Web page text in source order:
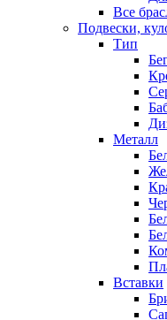
Все
Подвески,
Тип
Металл
Вставки